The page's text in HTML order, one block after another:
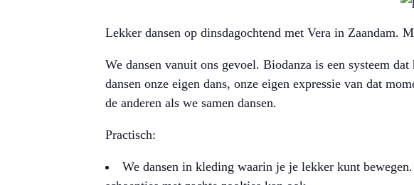
Lekker dansen op dinsdagochtend met Vera in Zaandam.
We dansen vanuit ons gevoel. Biodanza is een systeem
dansen onze eigen dans, onze eigen expressie van dat
de anderen als we samen dansen.
Practisch:
We dansen in kleding waarin je je lekker kunt